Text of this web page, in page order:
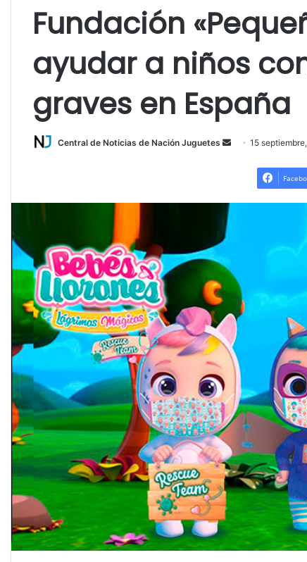
Fundación
ayudar a niños
graves en España
Central de Noticias de Nación Juguetes
a
i
l
15